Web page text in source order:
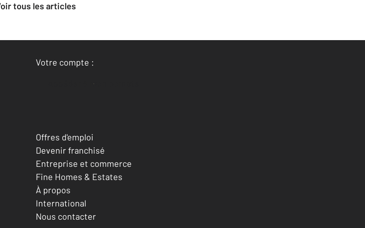
Voir tous les articles
Votre compte :
Accéder à mon compte
Offres d'emploi
Devenir franchisé
Entreprise et commerce
Fine Homes & Estates
À propos
International
Nous contacter